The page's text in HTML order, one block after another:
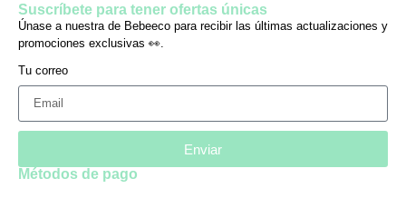
Suscríbete para tener ofertas únicas
Únase a nuestra de Bebeeco para recibir las últimas actualizaciones y
promociones exclusivas 👀.
Tu correo
Enviar
Métodos de pago